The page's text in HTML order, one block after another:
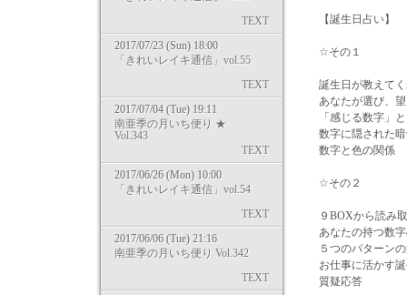
TEXT
2017/07/23 (Sun) 18:00
「きれいレイキ通信」vol.55
TEXT
2017/07/04 (Tue) 19:11
南亜季の月いち便り ★
Vol.343
TEXT
2017/06/26 (Mon) 10:00
「きれいレイキ通信」vol.54
TEXT
2017/06/06 (Tue) 21:16
南亜季の月いち便り Vol.342
TEXT
【誕生日占い】
☆その１
誕生日が教えて
あなたが選び、
「感じる数字」
数字に隠された
数字と色の関係
☆その２
９BOXから読み
あなたの持つ数
５つのパターン
お仕事に活かす
質疑